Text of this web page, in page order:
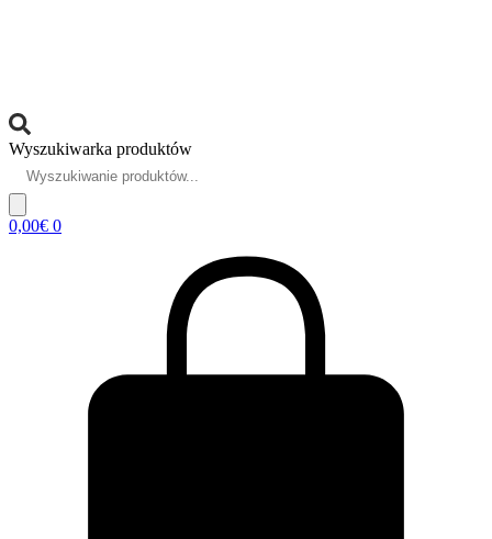
Wyszukiwarka produktów
0,00€ 0